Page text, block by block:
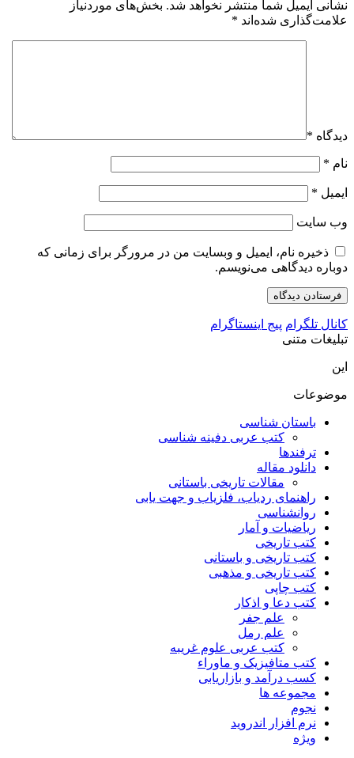
نشانی ایمیل شما منتشر نخواهد شد. بخش‌های موردنیاز
علامت‌گذاری شده‌اند *
دیدگاه *
نام *
ایمیل *
وب‌ سایت
ذخیره نام، ایمیل و وبسایت من در مرورگر برای زمانی که
دوباره دیدگاهی می‌نویسم.
کانال تلگرام پیج اینستاگرام
تبلیغات متنی
این
موضوعات
باستان شناسی
کتب عربی دفینه شناسی
ترفندها
دانلود مقاله
مقالات تاریخی باستانی
راهنمای ردیاب، فلزیاب و جهت یابی
روانشناسی
ریاضیات و آمار
کتب تاریخی
کتب تاریخی و باستانی
کتب تاریخی و مذهبی
کتب چاپی
کتب دعا و اذکار
علم جفر
علم رمل
کتب عربی علوم غریبه
کتب متافیزیک و ماوراء
کسب درآمد و بازاریابی
مجموعه ها
نجوم
نرم افزار اندروید
ویژه